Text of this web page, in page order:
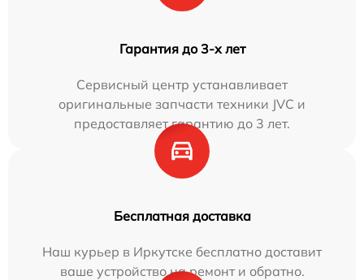
Гарантия до 3-х лет
Сервисный центр устанавливает
оригинальные запчасти техники JVC и
предоставляет гарантию до 3 лет.
Бесплатная доставка
Наш курьер в Иркутске бесплатно доставит
ваше устройство на ремонт и обратно.